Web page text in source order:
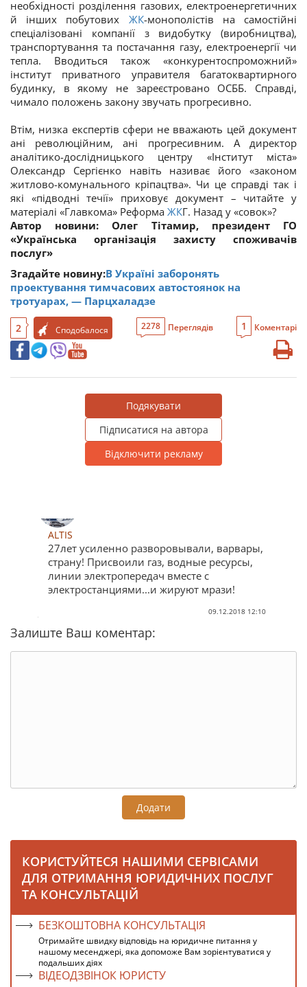
необхідності розділення газових, електроенергетичних
й інших побутових ЖК-монополістів на самостійні
спеціалізовані компанії з видобутку (виробництва),
транспортування та постачання газу, електроенергії чи
тепла. Вводиться також «конкурентоспроможний»
інститут приватного управителя багатоквартирного
будинку, в якому не зареєстровано ОСББ. Справді,
чимало положень закону звучать прогресивно.
Втім, низка експертів сфери не вважають цей документ
ані революційним, ані прогресивним. А директор
аналітико-дослідницького центру «Інститут міста»
Олександр Сергієнко навіть називає його «законом
житлово-комунального кріпацтва». Чи це справді так і
які «підводні течії» приховує документ – читайте у
матеріалі «Главкома» Реформа ЖКГ. Назад у «совок»?
Автор новини: Олег Тітамир, президент ГО
«Українська організація захисту споживачів
послуг»
Згадайте новину:В Україні заборонять
проектування тимчасових автостоянок на
тротуарах, — Парцхаладзе
2 Сподобалося 2278 Переглядів 1 Коментарі
Подякувати
Підписатися на автора
Відключити рекламу
ALTIS
27лет усиленно разворовывали, варвары,
страну! Присвоили газ, водные ресурсы,
линии электропередач вместе с
электростанциями...и жируют мрази!
09.12.2018 12:10
Залиште Ваш коментар:
Додати
КОРИСТУЙТЕСЯ НАШИМИ СЕРВІСАМИ
ДЛЯ ОТРИМАННЯ ЮРИДИЧНИХ ПОСЛУГ
ТА КОНСУЛЬТАЦІЙ
БЕЗКОШТОВНА КОНСУЛЬТАЦІЯ
Отримайте швидку відповідь на юридичне питання у
нашому месенджері, яка допоможе Вам зорієнтуватися у
подальших діях
ВІДЕОДЗВІНОК ЮРИСТУ